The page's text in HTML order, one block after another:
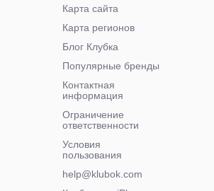
Карта сайта
Карта регионов
Блог Клубка
Популярные бренды
Контактная
информация
Ограничение
ответственности
Условия
пользования
help@klubok.com